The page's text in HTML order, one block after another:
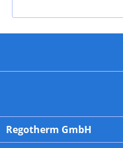
Regotherm GmbH